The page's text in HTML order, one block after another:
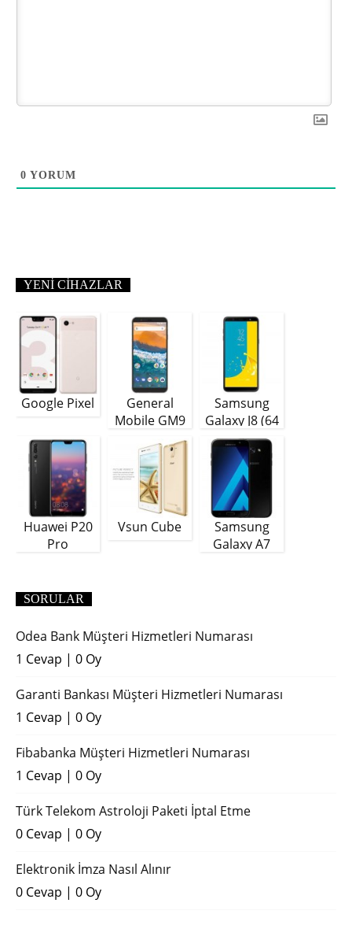
0 YORUM
YENI CIHAZLAR
Google Pixel
General
Mobile GM9
Samsung
Galaxy J8 (64
GB)
Huawei P20
Pro
Vsun Cube
Samsung
Galaxy A7
SORULAR
Odea Bank Müşteri Hizmetleri Numarası
1 Cevap | 0 Oy
Garanti Bankası Müşteri Hizmetleri Numarası
1 Cevap | 0 Oy
Fibabanka Müşteri Hizmetleri Numarası
1 Cevap | 0 Oy
Türk Telekom Astroloji Paketi İptal Etme
0 Cevap | 0 Oy
Elektronik İmza Nasıl Alınır
0 Cevap | 0 Oy